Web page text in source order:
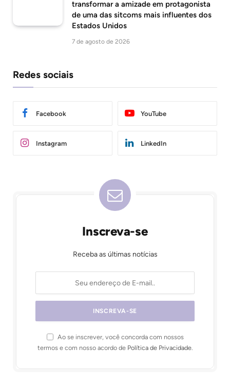
transformar a amizade em protagonista
de uma das sitcoms mais influentes dos
Estados Unidos
7 de agosto de 2026
Redes sociais
Facebook YouTube
Instagram LinkedIn
Inscreva-se
Receba as últimas notícias
Ao se inscrever, você concorda com nossos
termos e com nosso acordo de Política de Privacidade.